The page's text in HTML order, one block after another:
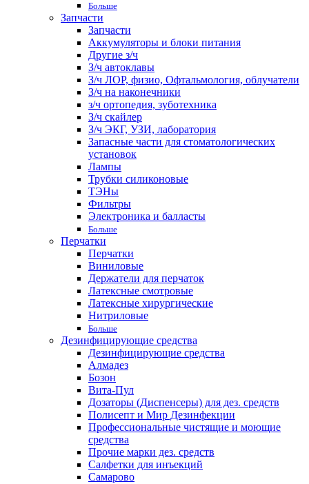
Больше
Запчасти
Запчасти
Аккумуляторы и блоки питания
Другие з/ч
З/ч автоклавы
З/ч ЛОР, физио, Офтальмология, облучатели
З/ч на наконечники
з/ч ортопедия, зуботехника
З/ч скайлер
З/ч ЭКГ, УЗИ, лаборатория
Запасные части для стоматологических
установок
Лампы
Трубки силиконовые
ТЭНы
Фильтры
Электроника и балласты
Больше
Перчатки
Перчатки
Виниловые
Держатели для перчаток
Латексные смотровые
Латексные хирургические
Нитриловые
Больше
Дезинфицирующие средства
Дезинфицирующие средства
Алмадез
Бозон
Вита-Пул
Дозаторы (Диспенсеры) для дез. средств
Полисепт и Мир Дезинфекции
Профессиональные чистящие и моющие
средства
Прочие марки дез. средств
Салфетки для инъекций
Самарово